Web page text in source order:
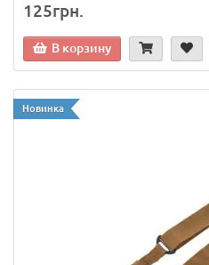
125грн.
В корзину
Новинка